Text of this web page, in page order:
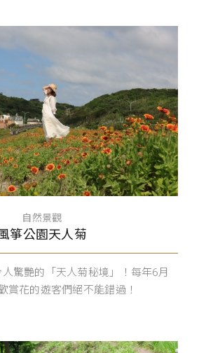
自然景觀
箏公園天人菊
驚艷的「天人菊秘境」！每年6月
賞花的遊客們絕不能錯過！